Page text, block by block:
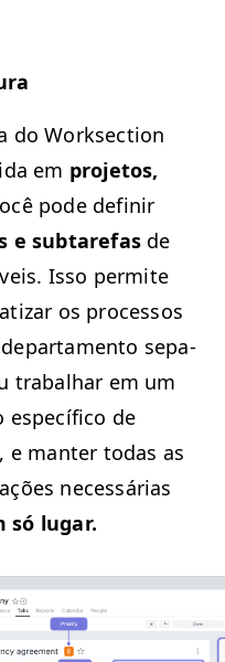
do Work­sec­tion
em pro­je­tos,
pode definir
e subtare­fas de
Isso per­mite
os proces­sos
sep­a­
tra­bal­har em um
especí­fi­co de
e man­ter todas as
necessárias
só lugar.